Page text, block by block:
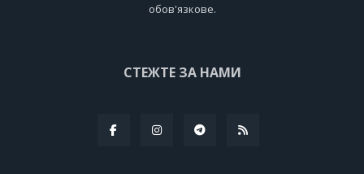
обов'язкове.
СТЕЖТЕ ЗА НАМИ